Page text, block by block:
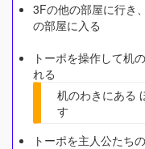
3Fの他の部屋に行き
の部屋に入る
トーポを操作して机
れる
机のわきにある
す
トーポを主人公たち